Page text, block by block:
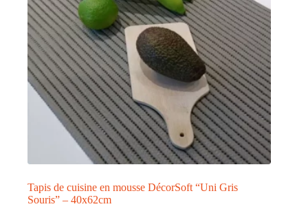
Tapis de cuisine en mousse DécorSoft “Uni Gris
Souris” – 40x62cm